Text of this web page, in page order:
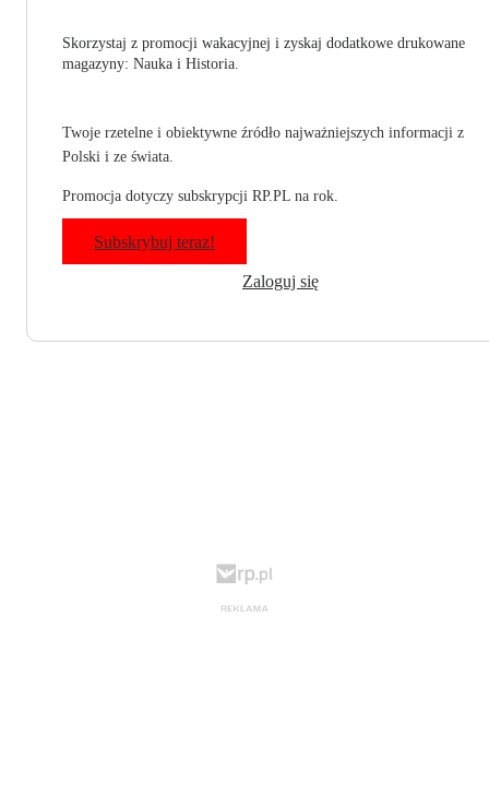
Skorzystaj z promocji wakacyjnej i zyskaj dodatkowe drukowane
magazyny: Nauka i Historia.
Twoje rzetelne i obiektywne źródło najważniejszych informacji z
Polski i ze świata.
Promocja dotyczy subskrypcji RP.PL na rok.
Subskrybuj teraz!
Zaloguj się